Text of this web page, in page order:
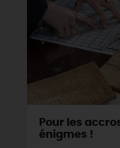
Pour les
énigmes !